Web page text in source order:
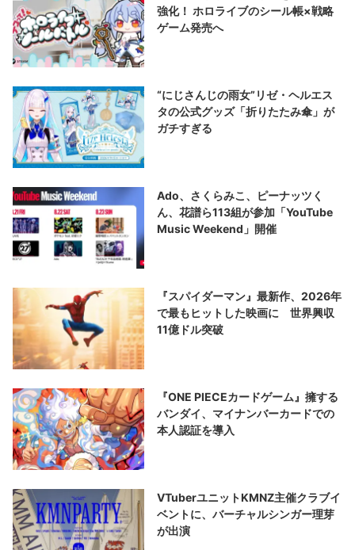
強化！ ホロライブのシール帳×戦略
ゲーム発売へ
“にじさんじの雨女”リゼ・ヘルエス
タの公式グッズ「折りたたみ傘」が
ガチすぎる
Ado、さくらみこ、ピーナッツく
ん、花譜ら113組が参加「YouTube
Music Weekend」開催
『スパイダーマン』最新作、2026年
で最もヒットした映画に 世界興収
11億ドル突破
『ONE PIECEカードゲーム』擁する
バンダイ、マイナンバーカードでの
本人認証を導入
VTuberユニットKMNZ主催クラブイ
ベントに、バーチャルシンガー理芽
が出演